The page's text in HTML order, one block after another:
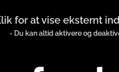
for at vise eksternt
- Du kan altid aktivere og